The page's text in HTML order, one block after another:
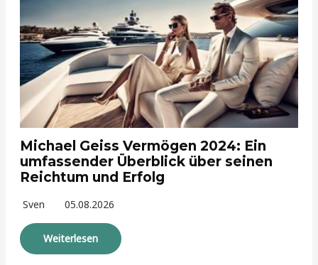
Michael Geiss Vermögen 2024: Ein
umfassender Überblick über seinen
Reichtum und Erfolg
Sven 05.08.2026
Weiterlesen